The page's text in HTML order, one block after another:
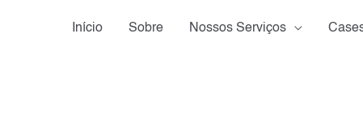
Início Sobre Nossos Serviços